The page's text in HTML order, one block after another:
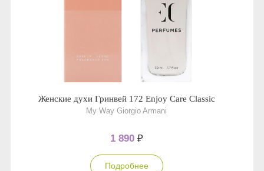
Женские духи Гринвей 172 Enjoy Care Classic
My Way Giorgio Armani
1 890 ₽
Подробнее